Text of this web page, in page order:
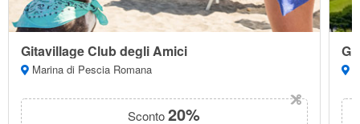
Gitavillage Club degli Amici
Marina di Pescia Romana
Sconto20%